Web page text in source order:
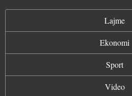
Lajme
Ekonomi
Sport
Video